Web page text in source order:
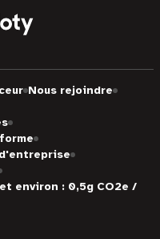
Nous rejoindre
environ : 0,5g CO2e /